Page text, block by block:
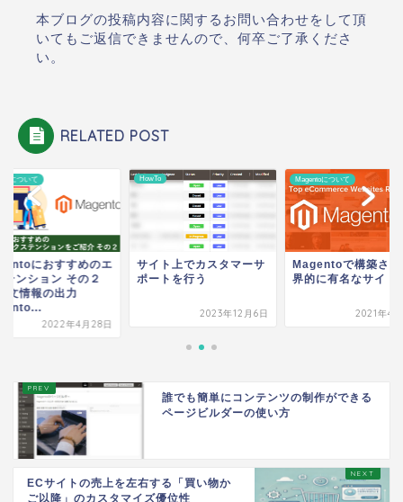
本ブログの投稿内容に関するお問い合わせをして頂
いてもご返信できませんので、何卒ご了承くださ
い。
RELATED POST
について
におすすめのエ
テンション その２
文情報の出力
2022年4月28日
HowTo
サイト上でカスタマーサ
ポートを行う
2023年12月6日
Magentoについて
Magentoで構築され
界的に有名なサイト
2021年4
誰でも簡単にコンテンツの制作ができる
ページビルダーの使い方
ECサイトの売上を左右する「買い物か
ご以降」のカスタマイズ優位性